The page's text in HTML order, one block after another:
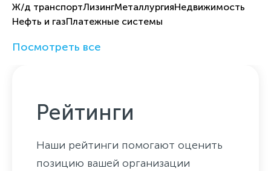
Ж/д транспортЛизингМеталлургияНедвижимость
Нефть и газПлатежные системы
Посмотреть все
Рейтинги
Наши рейтинги помогают оценить
позицию вашей организации